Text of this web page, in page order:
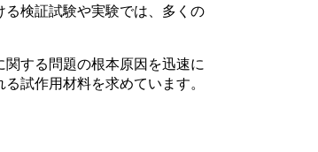
検証試験や実験では、多くの
する問題の根本原因を迅速に
試作用材料を求めています。